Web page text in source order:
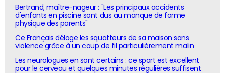
Bertrand, maître-nageur : "Les principaux accidents
d'enfants en piscine sont dus au manque de forme
physique des parents"
Ce Français déloge les squatteurs de sa maison sans
violence grâce à un coup de fil particulièrement malin
Les neurologues en sont certains : ce sport est excellent
pour le cerveau et quelques minutes régulières suffisent